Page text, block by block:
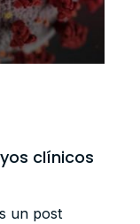
clínicos
un post